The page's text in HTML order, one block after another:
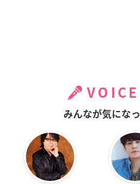
みんなが気にな